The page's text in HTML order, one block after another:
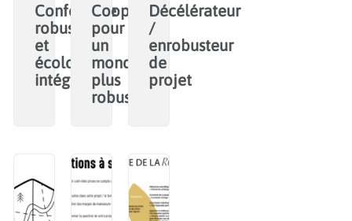
Conférence
robustesse
et
écologie
intégrale
Coopérons
pour
un
monde
plus
robuste
Décélérateur
/
enrobusteur
de
projet